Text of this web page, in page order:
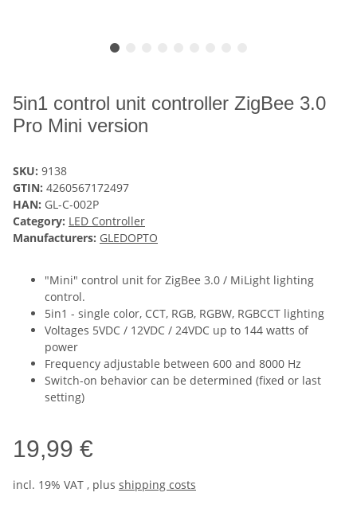
5in1 control unit controller ZigBee 3.0
Pro Mini version
SKU: 9138
GTIN: 4260567172497
HAN: GL-C-002P
Category: LED Controller
Manufacturers: GLEDOPTO
"Mini" control unit for ZigBee 3.0 / MiLight lighting
control.
5in1 - single color, CCT, RGB, RGBW, RGBCCT lighting
Voltages 5VDC / 12VDC / 24VDC up to 144 watts of
power
Frequency adjustable between 600 and 8000 Hz
Switch-on behavior can be determined (fixed or last
setting)
19,99 €
incl. 19% VAT , plus shipping costs